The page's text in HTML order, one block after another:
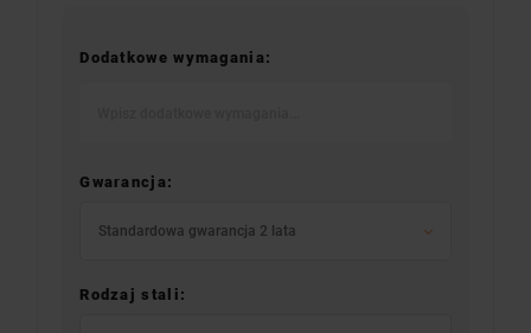
Dodatkowe wymagania:
Gwarancja:
Standardowa gwarancja 2 lata
Rodzaj stali: